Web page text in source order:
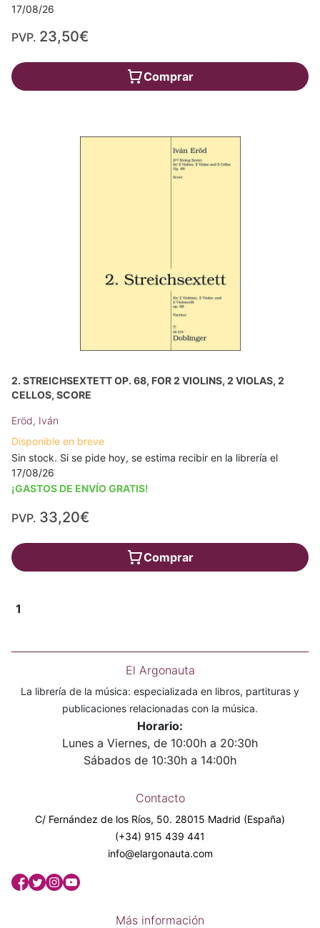
17/08/26
PVP. 23,50€
Comprar
2. STREICHSEXTETT OP. 68, FOR 2 VIOLINS, 2 VIOLAS, 2
CELLOS, SCORE
Eröd, Iván
Disponible en breve
Sin stock. Si se pide hoy, se estima recibir en la librería el
17/08/26
¡GASTOS DE ENVÍO GRATIS!
PVP. 33,20€
Comprar
1
El Argonauta
La librería de la música: especializada en libros, partituras y
publicaciones relacionadas con la música.
Horario:
Lunes a Viernes, de 10:00h a 20:30h
Sábados de 10:30h a 14:00h
Contacto
C/ Fernández de los Ríos, 50. 28015 Madrid (España)
(+34) 915 439 441
info@elargonauta.com
Más información